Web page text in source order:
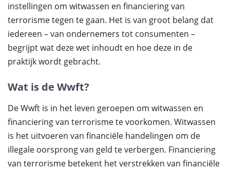
instellingen om witwassen en financiering van
terrorisme tegen te gaan. Het is van groot belang dat
iedereen – van ondernemers tot consumenten –
begrijpt wat deze wet inhoudt en hoe deze in de
praktijk wordt gebracht.
Wat is de Wwft?
De Wwft is in het leven geroepen om witwassen en
financiering van terrorisme te voorkomen. Witwassen
is het uitvoeren van financiële handelingen om de
illegale oorsprong van geld te verbergen. Financiering
van terrorisme betekent het verstrekken van financiële